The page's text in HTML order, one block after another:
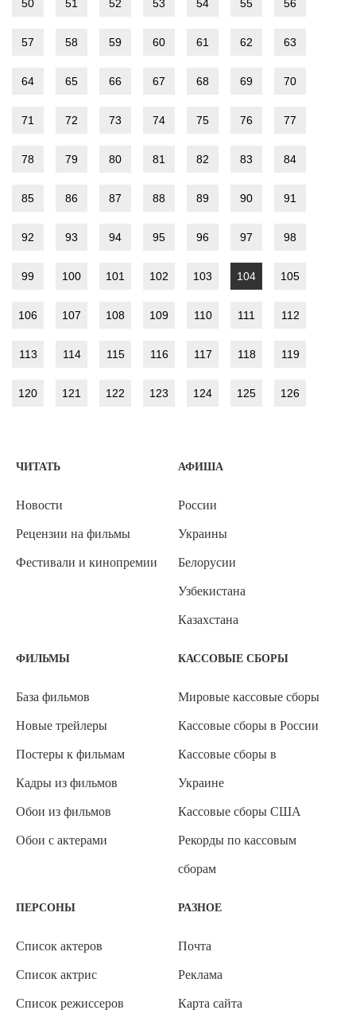
50 51 52 53 54 55 56
57 58 59 60 61 62 63
64 65 66 67 68 69 70
71 72 73 74 75 76 77
78 79 80 81 82 83 84
85 86 87 88 89 90 91
92 93 94 95 96 97 98
99 100 101 102 103 104 105
106 107 108 109 110 111 112
113 114 115 116 117 118 119
120 121 122 123 124 125 126
ЧИТАТЬ
Новости
Рецензии на фильмы
Фестивали и кинопремии
АФИША
России
Украины
Белорусии
Узбекистана
Казахстана
ФИЛЬМЫ
База фильмов
Новые трейлеры
Постеры к фильмам
Кадры из фильмов
Обои из фильмов
Обои с актерами
КАССОВЫЕ СБОРЫ
Мировые кассовые сборы
Кассовые сборы в России
Кассовые сборы в
Украине
Кассовые сборы США
Рекорды по кассовым
сборам
ПЕРСОНЫ
Список актеров
Список актрис
Список режиссеров
РАЗНОЕ
Почта
Реклама
Карта сайта